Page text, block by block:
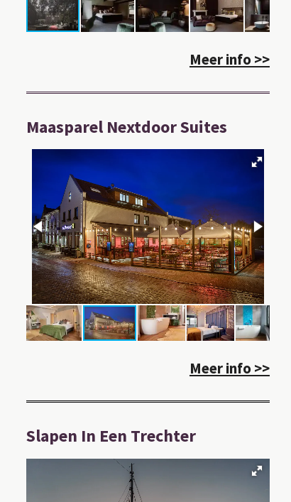
Meer info >>
Maasparel Nextdoor Suites
Meer info >>
Slapen In Een Trechter